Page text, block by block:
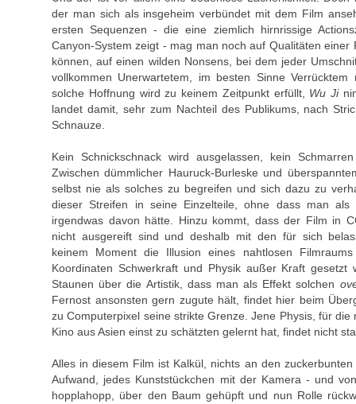
der man sich als insgeheim verbündet mit dem Film
ersten Sequenzen - die eine ziemlich hirnrissige
Canyon-System zeigt - mag man noch auf Qualitäten einer
können, auf einen wilden Nonsens, bei dem jeder
vollkommen Unerwartetem, im besten Sinne
solche Hoffnung wird zu keinem Zeitpunkt erfüllt, Wu Ji
landet damit, sehr zum Nachteil des Publikums, nach
Schnauze.
Kein Schnickschnack wird ausgelassen, kein
Zwischen dümmlicher Hauruck-Burleske und
selbst nie als solches zu begreifen und sich dazu zu
dieser Streifen in seine Einzelteile, ohne dass man als
irgendwas davon hätte. Hinzu kommt, dass der Film in
nicht ausgereift sind und deshalb mit den für sich
keinem Moment die Illusion eines nahtlosen
Koordinaten Schwerkraft und Physik außer Kraft gesetzt
Staunen über die Artistik, dass man als Effekt solchen
Fernost ansonsten gern zugute hält, findet hier beim
zu Computerpixel seine strikte Grenze. Jene Physis, für die
Kino aus Asien einst zu schätzten gelernt hat, findet nicht
Alles in diesem Film ist Kalkül, nichts an den
Aufwand, jedes Kunststückchen mit der Kamera - und
hopplahopp, über den Baum gehüpft und nun Rolle